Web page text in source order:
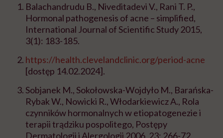
Balachandrudu B., Niveditadevi V., Rani T. P.,
Hormonal pathogenesis of acne – simplified,
International Journal of Scientific Study 2015,
3(1): 183-185.
https://health.clevelandclinic.org/period-acne
[dostęp 14.02.2024].
Sobjanek M., Sokołowska-Wojdyło M., Barańska-
Rybak W., Nowicki R., Włodarkiewicz A., Rola
czynników hormonalnych w etiopatogenezie i
terapii trądziku pospolitego, Postępy
Dermatologii i Alergologii 2006, 23: 266-72.